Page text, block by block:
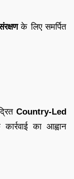
के लिए समर्पित
Country-Led
का आह्वान